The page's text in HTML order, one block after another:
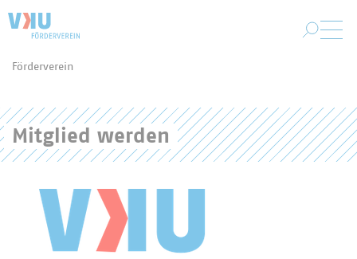
Förderverein
Mitglied werden